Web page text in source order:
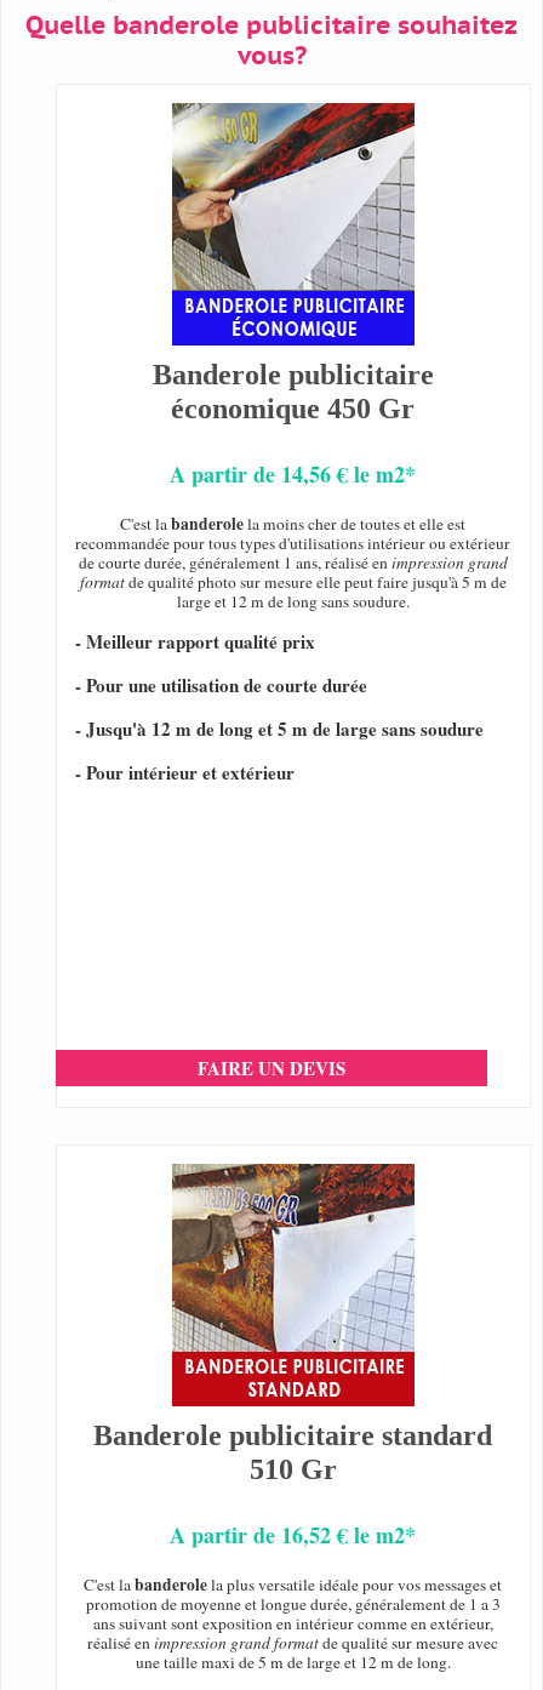
Quelle banderole publicitaire souhaitez
vous?
Banderole publicitaire
économique 450 Gr
A partir de 14,56 € le m2*
C'est labanderolela moins cher de toutes et elle est
recommandée pour tous types d'utilisations intérieur ou extérieur
de courte durée, généralement 1 ans, réalisé enimpression grand
formatde qualité photo sur mesure elle peut faire jusqu'à 5 m de
large et 12 m de long sans soudure.
- Meilleur rapport qualité prix
- Pour une utilisation de courte durée
- Jusqu'à 12 m de long et 5 m de large sans soudure
- Pour intérieur et extérieur
FAIRE UN DEVIS
Banderole publicitaire standard
510 Gr
A partir de 16,52 € le m2*
C'est labanderolela plus versatile idéale pour vos messages et
promotion de moyenne et longue durée, généralement de 1 a 3
ans suivant sont exposition en intérieur comme en extérieur,
réalisé enimpression grand formatde qualité sur mesure avec
une taille maxi de 5 m de large et 12 m de long.